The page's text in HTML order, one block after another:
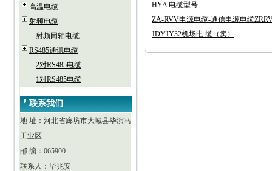
高温电缆
射频电缆
射频同轴电缆
RS485通讯电缆
2对RS485电缆
1对RS485电缆
联系我们
地 址：河北省廊坊市大城县毕演马
工业区
邮 编：065900
联系人：毕兆安
HYA 电缆型号
ZA-RVV电源电缆-通信电源电缆
JDYJY32机场电 缆（卖）